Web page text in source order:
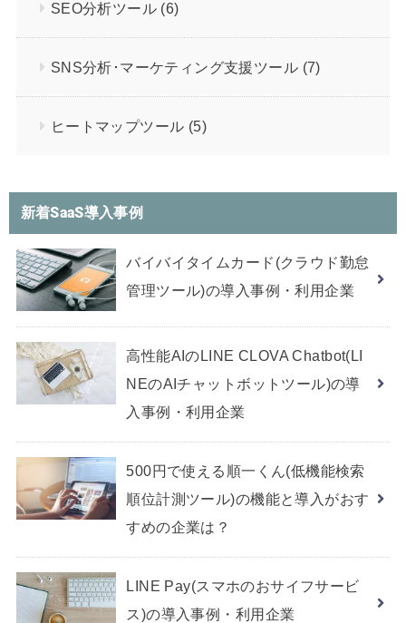
SEO分析ツール (6)
SNS分析･マーケティング支援ツール (7)
ヒートマップツール (5)
新着SaaS導入事例
バイバイタイムカード(クラウド勤怠
管理ツール)の導入事例・利用企業
高性能AIのLINE CLOVA Chatbot(LI
NEのAIチャットボットツール)の導
入事例・利用企業
500円で使える順一くん(低機能検索
順位計測ツール)の機能と導入がおす
すめの企業は？
LINE Pay(スマホのおサイフサービ
ス)の導入事例・利用企業